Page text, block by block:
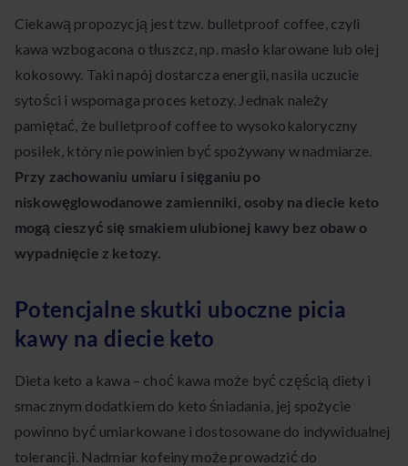
Ciekawą propozycją jest tzw. bulletproof coffee, czyli
kawa wzbogacona o tłuszcz, np. masło klarowane lub olej
kokosowy. Taki napój dostarcza energii, nasila uczucie
sytości i wspomaga proces ketozy. Jednak należy
pamiętać, że bulletproof coffee to wysokokaloryczny
posiłek, który nie powinien być spożywany w nadmiarze.
Przy zachowaniu umiaru i sięganiu po
niskowęglowodanowe zamienniki, osoby na diecie keto
mogą cieszyć się smakiem ulubionej kawy bez obaw o
wypadnięcie z ketozy.
Potencjalne skutki uboczne picia
kawy na diecie keto
Dieta keto a kawa – choć kawa może być częścią diety i
smacznym dodatkiem do keto śniadania, jej spożycie
powinno być umiarkowane i dostosowane do indywidualnej
tolerancji. Nadmiar kofeiny może prowadzić do